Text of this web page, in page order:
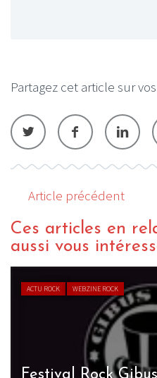
Partagez cet article sur
Article précédent
Ces articles en
aussi vous
ACTU ROCK WEBZINE ROCK